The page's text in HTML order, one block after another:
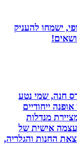
ישמחו להעניק
שמי נטע
ייחודיים
מנדלות
אישית של
החנות והגלריה,